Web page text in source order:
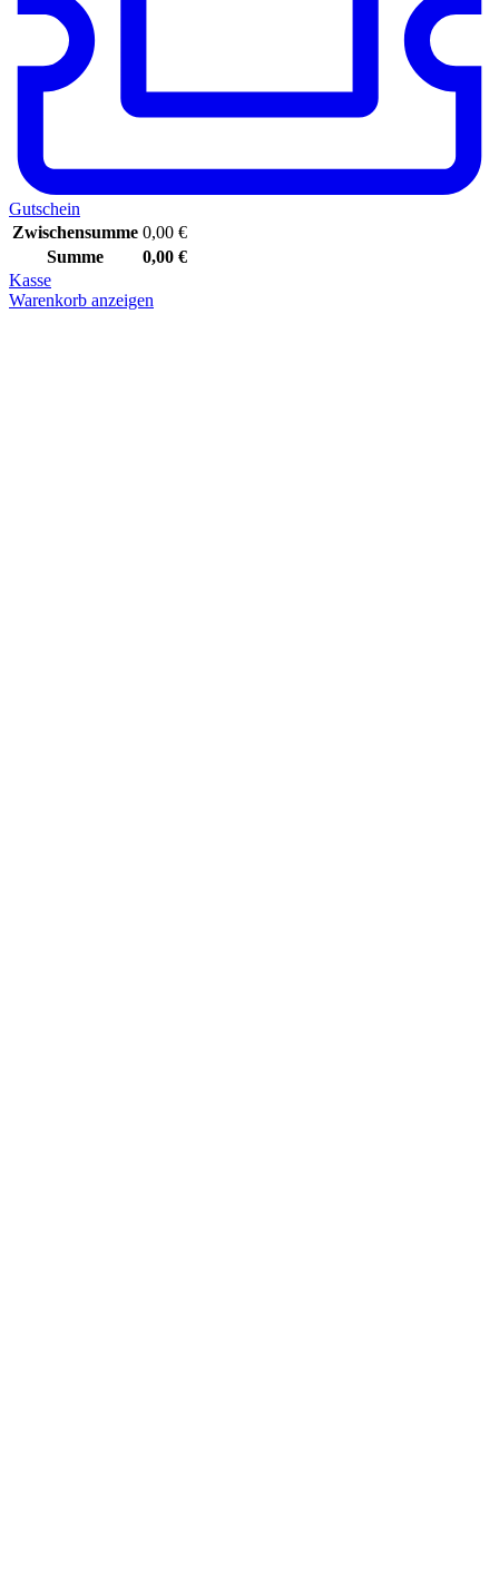
Gutschein
Zwischensumme 0,00 €
Summe
0,00 €
Kasse
Warenkorb anzeigen